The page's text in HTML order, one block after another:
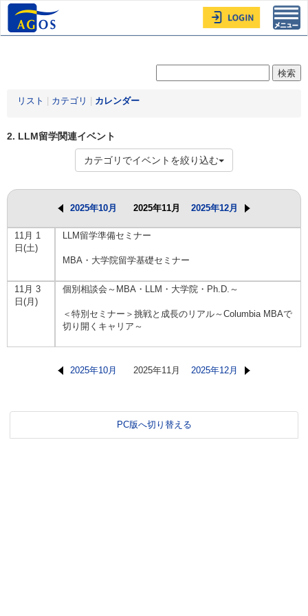
リスト カテゴリ カレンダー
2. LLM留学関連イベント
カテゴリでイベントを絞り込む
2025年10月 2025年11月 2025年12月
11月 1
日(土)
LLM留学準備セミナー
MBA・大学院留学基礎セミナー
11月 3
日(月)
個別相談会～MBA・LLM・大学院・Ph.D.～
＜特別セミナー＞挑戦と成長のリアル～Columbia MBAで
切り開くキャリア～
2025年10月 2025年11月 2025年12月
PC版へ切り替える